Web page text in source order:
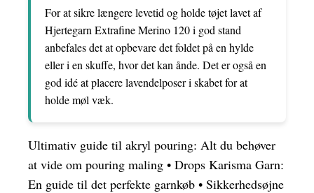
For at sikre længere levetid og holde tøjet lavet af
Hjertegarn Extrafine Merino 120 i god stand
anbefales det at opbevare det foldet på en hylde
eller i en skuffe, hvor det kan ånde. Det er også en
god idé at placere lavendelposer i skabet for at
holde møl væk.
Ultimativ guide til akryl pouring: Alt du behøver
at vide om pouring maling • Drops Karisma Garn:
En guide til det perfekte garnkøb • Sikkerhedsøjne